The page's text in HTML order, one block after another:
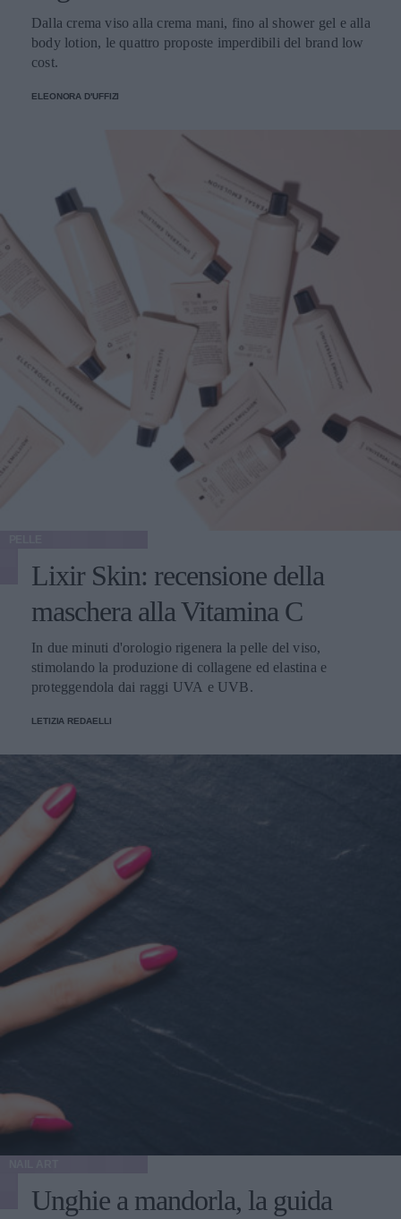
Dalla crema viso alla crema mani, fino al shower gel e alla
body lotion, le quattro proposte imperdibili del brand low
cost.
ELEONORA D'UFFIZI
Lixir Skin: recensione della
maschera alla Vitamina C
In due minuti d'orologio rigenera la pelle del viso,
stimolando la produzione di collagene ed elastina e
proteggendola dai raggi UVA e UVB.
LETIZIA REDAELLI
Unghie a mandorla, la guida